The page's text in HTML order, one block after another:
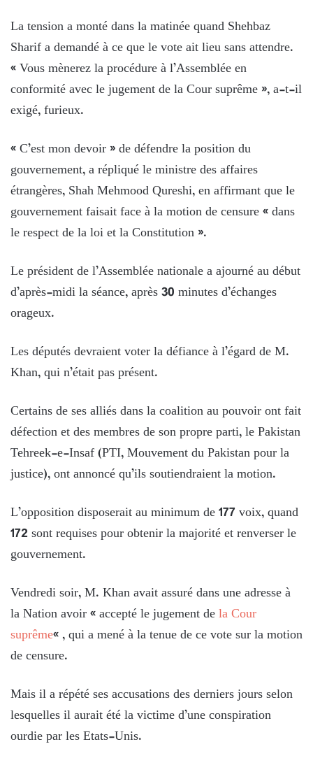
La tension a monté dans la matinée quand Shehbaz
Sharif a demandé à ce que le vote ait lieu sans attendre.
« Vous mènerez la procédure à l’Assemblée en
conformité avec le jugement de la Cour suprême », a-t-il
exigé, furieux.
« C’est mon devoir » de défendre la position du
gouvernement, a répliqué le ministre des affaires
étrangères, Shah Mehmood Qureshi, en affirmant que le
gouvernement faisait face à la motion de censure « dans
le respect de la loi et la Constitution ».
Le président de l’Assemblée nationale a ajourné au début
d’après-midi la séance, après 30 minutes d’échanges
orageux.
Les députés devraient voter la défiance à l’égard de M.
Khan, qui n’était pas présent.
Certains de ses alliés dans la coalition au pouvoir ont fait
défection et des membres de son propre parti, le Pakistan
Tehreek-e-Insaf (PTI, Mouvement du Pakistan pour la
justice), ont annoncé qu’ils soutiendraient la motion.
L’opposition disposerait au minimum de 177 voix, quand
172 sont requises pour obtenir la majorité et renverser le
gouvernement.
Vendredi soir, M. Khan avait assuré dans une adresse à
la Nation avoir « accepté le jugement dela Cour
suprême« , qui a mené à la tenue de ce vote sur la motion
de censure.
Mais il a répété ses accusations des derniers jours selon
lesquelles il aurait été la victime d’une conspiration
ourdie par les Etats-Unis.